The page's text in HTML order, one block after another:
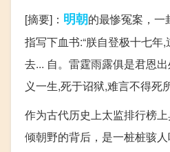
[摘要]： 明朝的最惨冤案，一
指写下血书:“朕自登极十七
去... 自。雷霆雨露俱是君恩
义一生,死于诏狱,难言不得死
作为古代历史上太监排行榜
倾朝野的背后，是一桩桩骇